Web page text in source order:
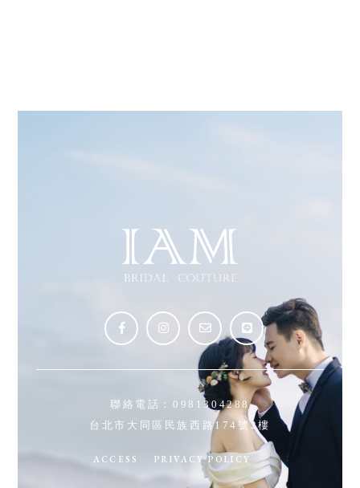
聯絡電話： 0981304288
台北市大同區民族西路174號2樓
ACCESS PRIVACY POLICY